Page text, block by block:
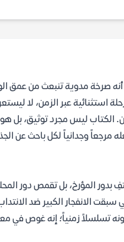
صرخة مدوية تنبعث من عمق
استثنائية عبر الزمن، لا
ليس مجرد توثيق، بل هو
وجدانياً لكل باحث عن
بدور المؤرخ، بل تقمص دور
الانفجار الكبير ضد
تسلسلاً زمنياً؛ إنه غوص في